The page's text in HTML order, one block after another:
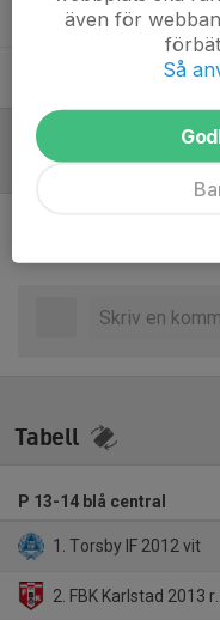
Tor Norsell
Wiktor Bliesener
Referat
Tabell
P 13-14 blå central
1. Torsby IF 2012 vit
2. FBK Karlstad 2013 röd
även för
Så